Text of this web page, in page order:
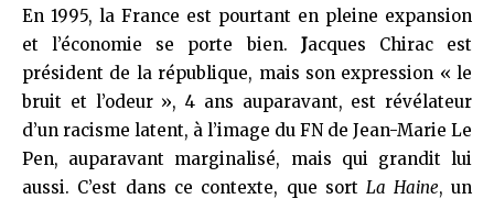
En 1995, la France est pourtant en pleine expansion
et l’économie se porte bien. Jacques Chirac est
président de la république, mais son expression « le
bruit et l’odeur », 4 ans auparavant, est révélateur
d’un racisme latent, à l’image du FN de Jean-Marie Le
Pen, auparavant marginalisé, mais qui grandit lui
aussi. C’est dans ce contexte, que sortLa Haine, un